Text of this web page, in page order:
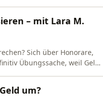
– mit Lara M.
Sich über Honorare,
Übungssache, weil Geld
um?